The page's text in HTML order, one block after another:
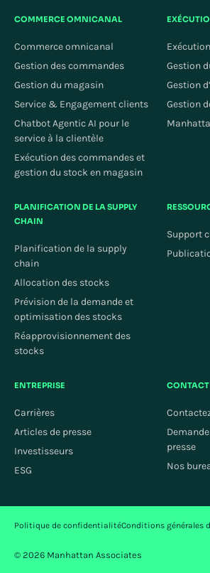
COMMERCE OMNICANAL
Commerce omnicanal
Gestion des commandes
Gestion du magasin
Service & Engagement clients
Chatbot Agentic AI pour le
service à la clientèle
Exécution des commandes et
gestion du stock en magasin
Gestion
Gestion
Gestion
PLANIFICATION DE LA SUPPLY
CHAIN
Planification de la supply
chain
Allocation des stocks
Prévision de la demande et
optimisation des stocks
Réapprovisionnement des
stocks
Support
ENTREPRISE
Carrières
Articles de presse
Investisseurs
ESG
CONTACT
presse
Nos
© 2026 Manhattan Associates
Politique de confidentialitéConditions générales